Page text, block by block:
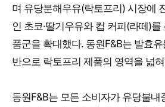
며 유당분해우유(락토프리) 시장에
인 초코·딸기우유와 컵 커피(라떼)
품군을 확대했다. 동원F&B는 발효
반으로 락토프리 제품의 영역을 넓
동원F&B는 모든 소비자가 유당불내